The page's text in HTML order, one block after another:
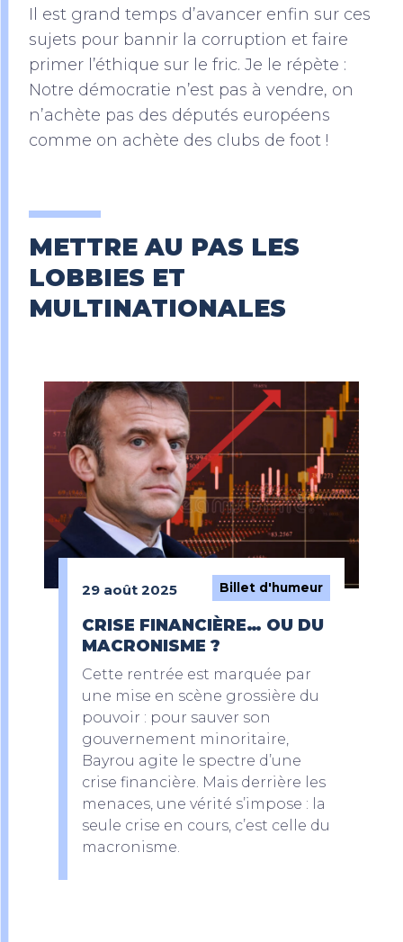
Il est grand temps d’avancer enfin sur ces
sujets pour bannir la corruption et faire
primer l’éthique sur le fric. Je le répète :
Notre démocratie n’est pas à vendre, on
n’achète pas des députés européens
comme on achète des clubs de foot !
METTRE AU PAS LES
LOBBIES ET
MULTINATIONALES
29 août 2025 Billet d'humeur
CRISE FINANCIÈRE… OU DU
MACRONISME ?
Cette rentrée est marquée par
une mise en scène grossière du
pouvoir : pour sauver son
gouvernement minoritaire,
Bayrou agite le spectre d’une
crise financière. Mais derrière les
menaces, une vérité s’impose : la
seule crise en cours, c’est celle du
macronisme.